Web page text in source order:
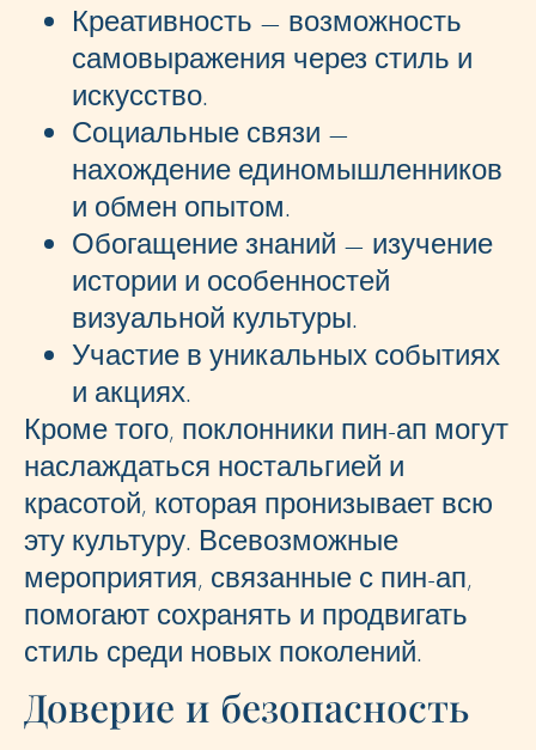
Креативность — возможность
самовыражения через стиль и
искусство.
Социальные связи —
нахождение единомышленников
и обмен опытом.
Обогащение знаний — изучение
истории и особенностей
визуальной культуры.
Участие в уникальных событиях
и акциях.
Кроме того, поклонники пин-ап могут
наслаждаться ностальгией и
красотой, которая пронизывает всю
эту культуру. Всевозможные
мероприятия, связанные с пин-ап,
помогают сохранять и продвигать
стиль среди новых поколений.
Доверие и безопасность